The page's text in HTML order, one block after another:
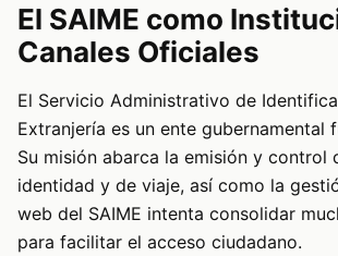
El SAIME como
Canales Oficiales
El Servicio Administrativo de
Extranjería es un ente gubernamental
Su misión abarca la emisión y control
identidad y de viaje, así como la
web del SAIME intenta consolidar
para facilitar el acceso ciudadano.